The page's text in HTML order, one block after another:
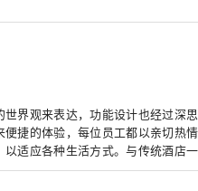
界观来表达，功能设计也经过深
捷的体验，每位员工都以亲切热
适应各种生活方式。与传统酒店
间获得某种更新。